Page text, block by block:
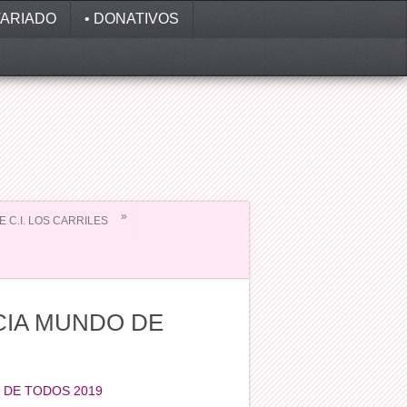
• DONATIVOS
C.I. LOS CARRILES »
MUNDO DE
DE TODOS 2019